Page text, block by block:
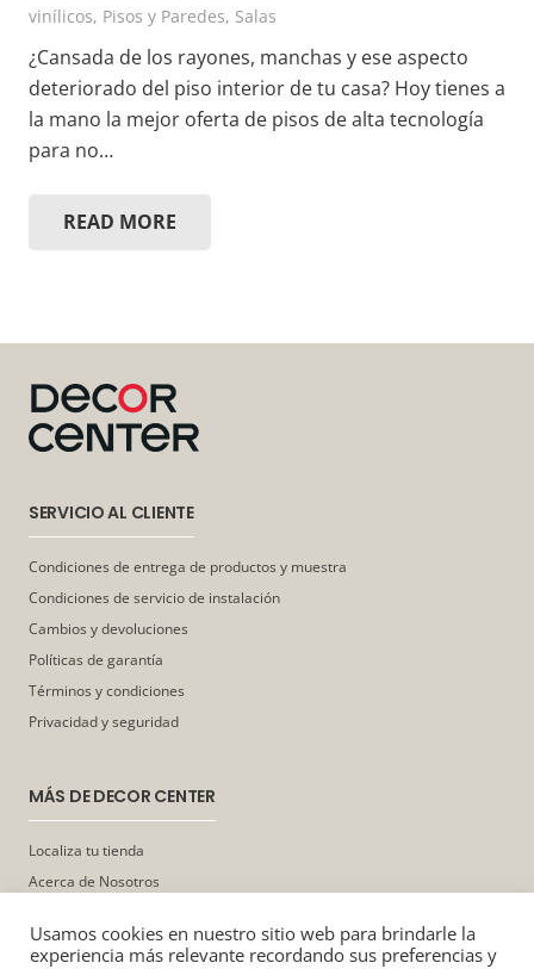
vinílicos, Pisos y Paredes, Salas
¿Cansada de los rayones, manchas y ese aspecto
deteriorado del piso interior de tu casa? Hoy tienes a
la mano la mejor oferta de pisos de alta tecnología
para no…
READ MORE
SERVICIO AL CLIENTE
Condiciones de entrega de productos y muestra
Condiciones de servicio de instalación
Cambios y devoluciones
Políticas de garantía
Términos y condiciones
Privacidad y seguridad
MÁS DE DECOR CENTER
Localiza tu tienda
Acerca de Nosotros
¿Tuviste algún problema?
Usamos cookies en nuestro sitio web para brindarle la
experiencia más relevante recordando sus preferencias y